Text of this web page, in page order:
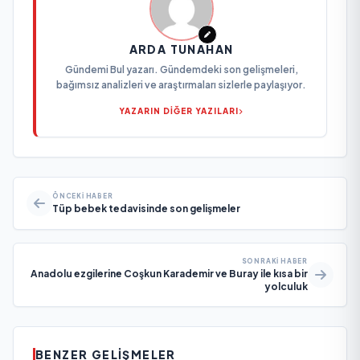
ARDA TUNAHAN
Gündemi Bul yazarı. Gündemdeki son gelişmeleri,
bağımsız analizleri ve araştırmaları sizlerle paylaşıyor.
YAZARIN DİĞER YAZILARI
ÖNCEKI HABER
Tüp bebek tedavisinde son gelişmeler
SONRAKI HABER
Anadolu ezgilerine Coşkun Karademir ve Buray ile kısa bir
yolculuk
BENZER GELIŞMELER